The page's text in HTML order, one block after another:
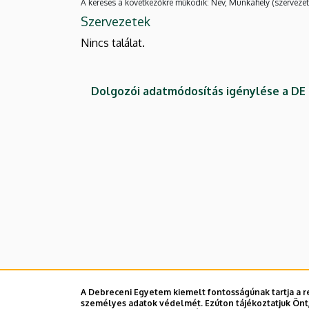
A keresés a következőkre működik: Név, Munkahely
Szervezetek
Nincs találat.
Dolgozói adatmódosítás igénylése a
A Debreceni Egyetem kiemelt fontosságúnak tartja
személyes adatok védelmét. Ezúton tájékoztatjuk